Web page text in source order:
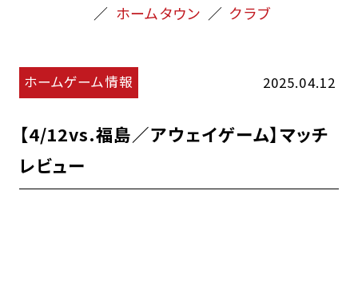
ホームタウン
クラブ
ホームゲーム情報 2025.04.12
【4/12vs.福島／アウェイゲーム】マッチ
レビュー